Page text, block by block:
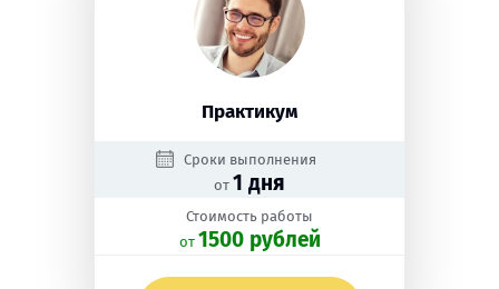
Практикум
Сроки выполнения
от 1 дня
Стоимость работы
oт 1500 рублей